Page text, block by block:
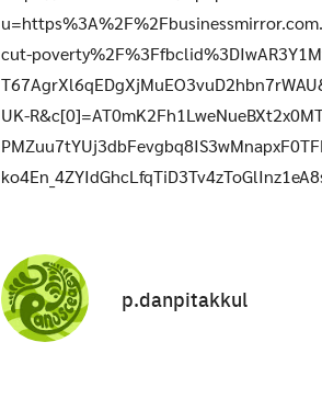
cut-
UK-
p.danpitakkul